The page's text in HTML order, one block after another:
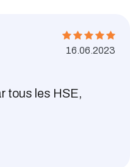
16.06.2023
tous les HSE,